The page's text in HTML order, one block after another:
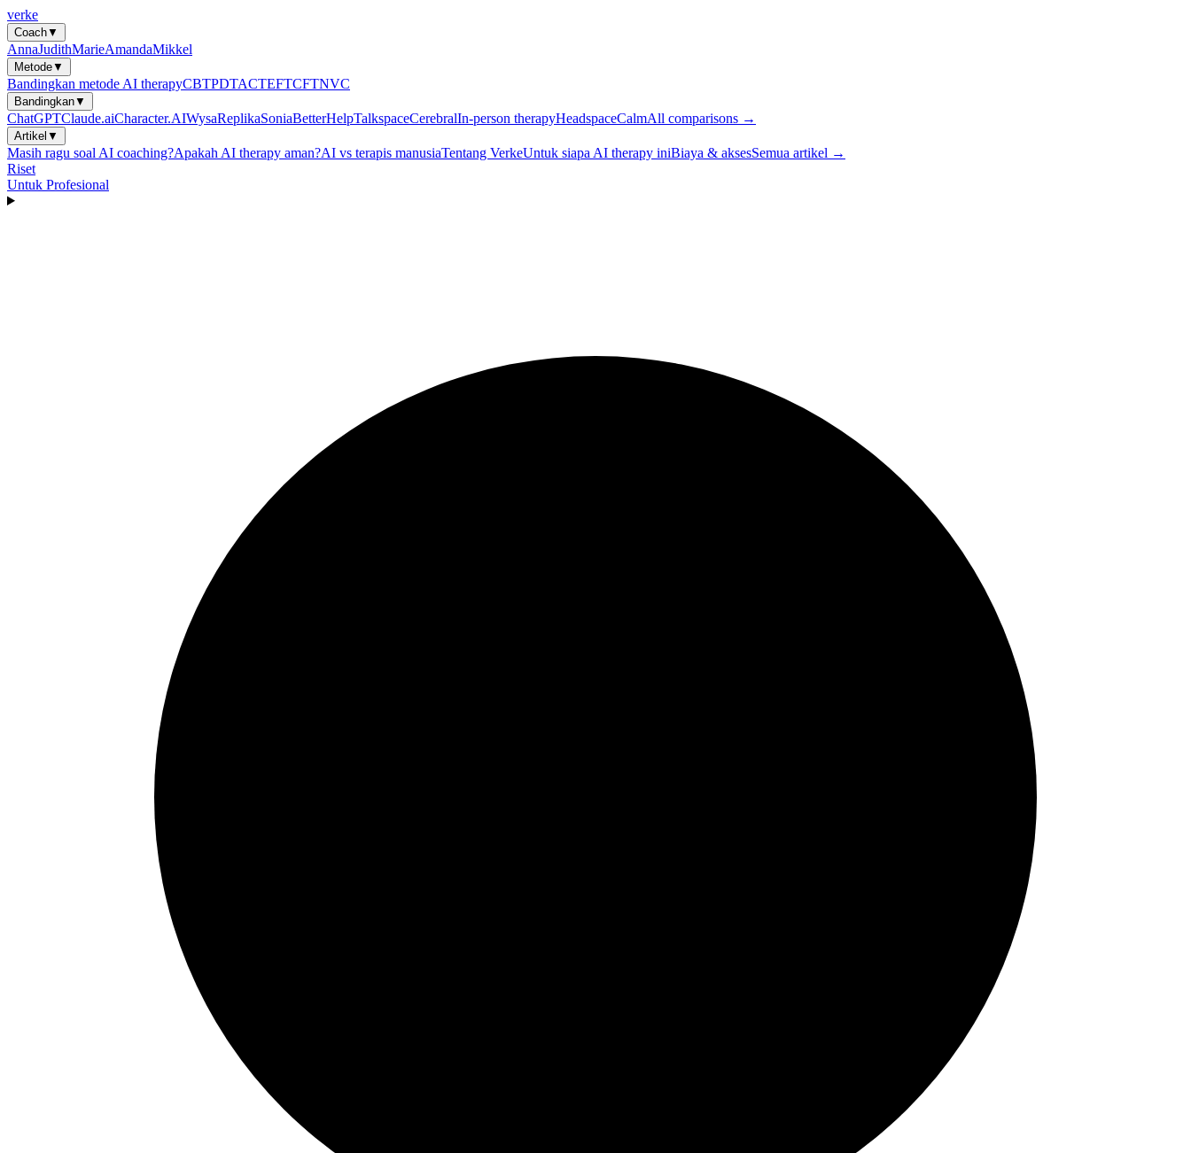
verke
Coach▼
AnnaJudithMarieAmandaMikkel
Metode▼
Bandingkan metode AI therapyCBTPDTACTEFTCFTNVC
Bandingkan▼
ChatGPTClaude.aiCharacter.AIWysaReplikaSoniaBetterHelpTalkspaceCerebralIn-person therapyHeadspaceCalmAll comparisons →
Artikel ▼
Masih ragu soal AI coaching?Apakah AI therapy aman?AI vs terapis manusiaTentang VerkeUntuk siapa AI therapy iniBiaya & aksesSemua artikel →
Riset
Untuk Profesional